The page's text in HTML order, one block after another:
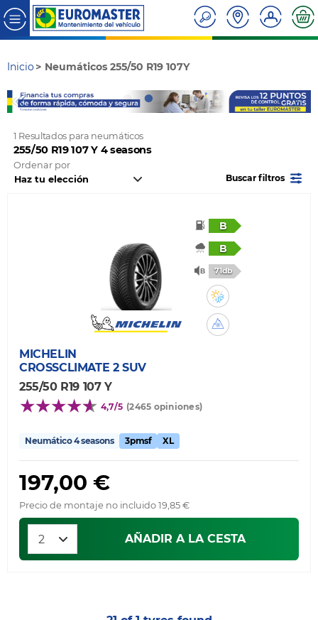
Inicio Neumáticos 255/50 R19 107Y
1 Resultados para neumáticos
255/50 R19 107 Y 4 seasons
Ordenar por
Buscar filtros
B
B
71db
MICHELIN
CROSSCLIMATE 2 SUV
255/50 R19 107 Y
4,7/5 (2465 opiniones)
Neumático 4 seasons 3pmsf XL
197,00 €
Precio de montaje no incluido 19,85 €
AÑADIR A LA CESTA